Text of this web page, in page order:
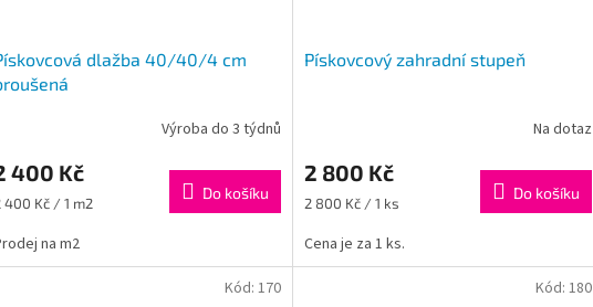
dlažba 40/40/4 cm
Výroba do 3 týdnů
400 Kč
400 Kč / 1 m2
Do košíku
na m2
Pískovcový zahradní stupeň
Na dotaz
2 800 Kč
Měrná
2 800 Kč / 1 ks
Do košíku
Cena je za 1 ks.
Kód: 170 Kód: 180